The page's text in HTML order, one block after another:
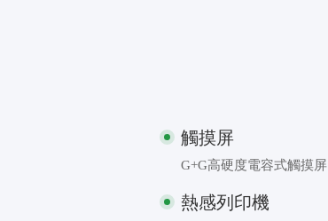
觸摸屏
G+G高硬度電容式觸摸屏
熱感列印機